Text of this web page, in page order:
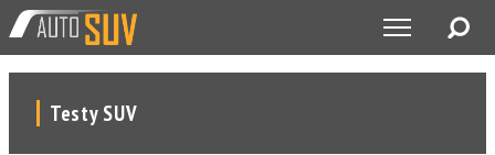
Testy SUV